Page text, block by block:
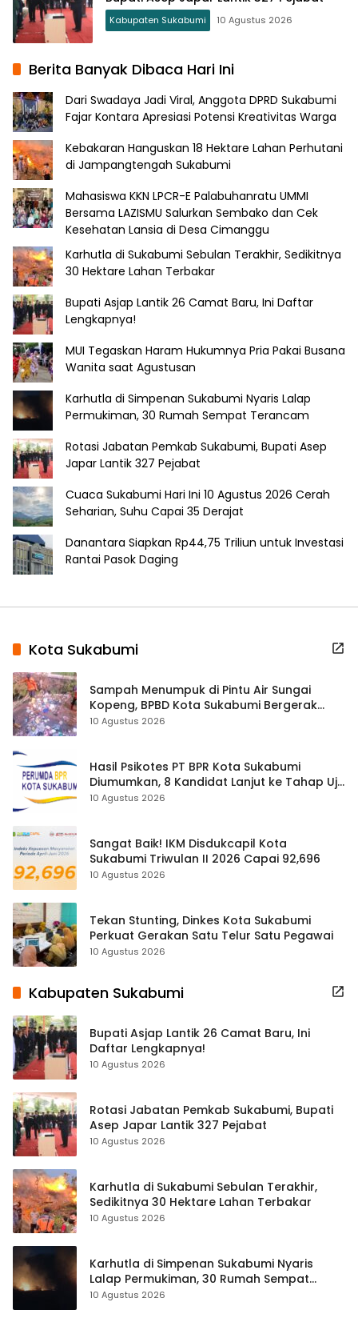
Kabupaten Sukabumi 10 Agustus 2026
Berita Banyak Dibaca Hari Ini
Dari Swadaya Jadi Viral, Anggota DPRD Sukabumi
Fajar Kontara Apresiasi Potensi Kreativitas Warga
Kebakaran Hanguskan 18 Hektare Lahan Perhutani
di Jampangtengah Sukabumi
Mahasiswa KKN LPCR-E Palabuhanratu UMMI
Bersama LAZISMU Salurkan Sembako dan Cek
Kesehatan Lansia di Desa Cimanggu
Karhutla di Sukabumi Sebulan Terakhir, Sedikitnya
30 Hektare Lahan Terbakar
Bupati Asjap Lantik 26 Camat Baru, Ini Daftar
Lengkapnya!
MUI Tegaskan Haram Hukumnya Pria Pakai Busana
Wanita saat Agustusan
Karhutla di Simpenan Sukabumi Nyaris Lalap
Permukiman, 30 Rumah Sempat Terancam
Rotasi Jabatan Pemkab Sukabumi, Bupati Asep
Japar Lantik 327 Pejabat
Cuaca Sukabumi Hari Ini 10 Agustus 2026 Cerah
Seharian, Suhu Capai 35 Derajat
Danantara Siapkan Rp44,75 Triliun untuk Investasi
Rantai Pasok Daging
Kota Sukabumi
Sampah Menumpuk di Pintu Air Sungai
Kopeng, BPBD Kota Sukabumi Bergerak
Cegah Banjir
10 Agustus 2026
Hasil Psikotes PT BPR Kota Sukabumi
Diumumkan, 8 Kandidat Lanjut ke Tahap Uji
Kelayakan
10 Agustus 2026
Sangat Baik! IKM Disdukcapil Kota
Sukabumi Triwulan II 2026 Capai 92,696
10 Agustus 2026
Tekan Stunting, Dinkes Kota Sukabumi
Perkuat Gerakan Satu Telur Satu Pegawai
10 Agustus 2026
Kabupaten Sukabumi
Bupati Asjap Lantik 26 Camat Baru, Ini
Daftar Lengkapnya!
10 Agustus 2026
Rotasi Jabatan Pemkab Sukabumi, Bupati
Asep Japar Lantik 327 Pejabat
10 Agustus 2026
Karhutla di Sukabumi Sebulan Terakhir,
Sedikitnya 30 Hektare Lahan Terbakar
10 Agustus 2026
Karhutla di Simpenan Sukabumi Nyaris
Lalap Permukiman, 30 Rumah Sempat
Terancam
10 Agustus 2026